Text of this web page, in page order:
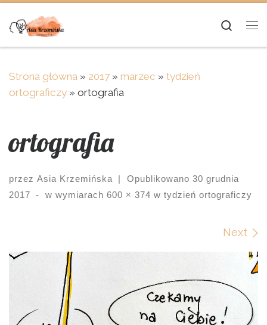
Skip to content
Strona główna » 2017 » marzec » tydzień
ortograficzy » ortografia
ortografia
przez Asia Krzemińska | Opublikowano 30 grudnia
2017
- w wymiarach 600 × 374 w tydzień ortograficzy
Next